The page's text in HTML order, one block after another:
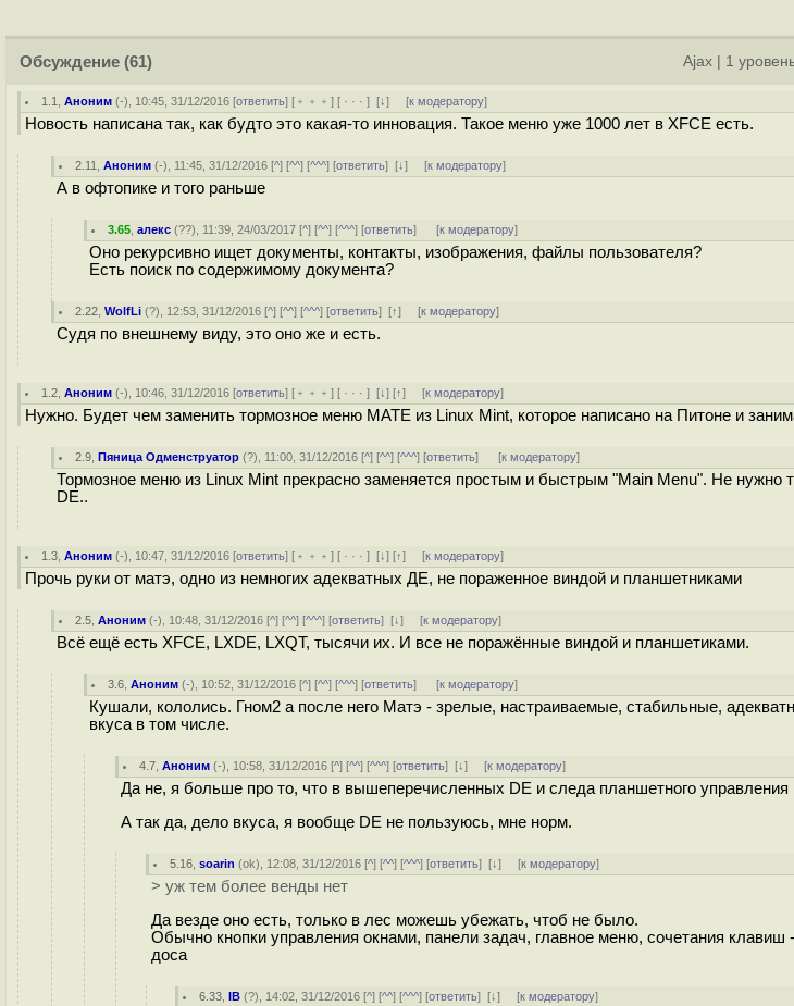
Обсуждение (61) Ajax 1
1.1 ,Аноним (-), 10:45, 31/12/2016 [ответить] [ ﹢﹢﹢] [ · · ·][↓] [к модератору]
Новость написана так, как будто это какая-то инновация. Такое меню уже 1000 лет в XFCE есть.
2.11 ,Аноним (-), 11:45, 31/12/2016 [^] [^^] [^^^] [ответить][↓] [к модератору]
А в офтопике и того раньше
3.65 ,алекс (??), 11:39, 24/03/2017 [^] [^^] [^^^] [ответить] [к модератору]
Оно рекурсивно ищет документы, контакты, изображения, файлы пользователя?
Есть поиск по содержимому документа?
2.22 ,WolfLi (?), 12:53, 31/12/2016 [^] [^^] [^^^] [ответить][↑] [к модератору]
Судя по внешнему виду, это оно же и есть.
1.2 ,Аноним (-), 10:46, 31/12/2016 [ответить] [ ﹢﹢﹢] [ · · ·][↓] [↑] [к модератору]
Нужно. Будет чем заменить тормозное меню MATE из Linux Mint, которое написано на Питоне и
2.9 ,Пяница Одменструатор (?), 11:00, 31/12/2016 [^] [^^] [^^^] [ответить] [к модератору]
Тормозное меню из Linux Mint прекрасно заменяется простым и быстрым "Main Menu". Не нужно
DE..
1.3 ,Аноним (-), 10:47, 31/12/2016 [ответить] [ ﹢﹢﹢] [ · · ·][↓] [↑] [к модератору]
Прочь руки от матэ, одно из немногих адекватных ДЕ, не пораженное виндой и планшетниками
2.5 ,Аноним (-), 10:48, 31/12/2016 [^] [^^] [^^^] [ответить][↓] [к модератору]
Всё ещё есть XFCE, LXDE, LXQT, тысячи их. И все не поражённые виндой и планшетиками.
3.6 ,Аноним (-), 10:52, 31/12/2016 [^] [^^] [^^^] [ответить] [к модератору]
Кушали, кололись. Гном2 а после него Матэ - зрелые, настраиваемые, стабильные,
вкуса в том числе.
4.7 ,Аноним (-), 10:58, 31/12/2016 [^] [^^] [^^^] [ответить][↓] [к модератору]
Да не, я больше про то, что в вышеперечисленных DE и следа планшетного
А так да, дело вкуса, я вообще DE не пользуюсь, мне норм.
5.16 ,soarin (ok), 12:08, 31/12/2016 [^] [^^] [^^^] [ответить][↓] [к модератору]
> уж тем более венды нет
Да везде оно есть, только в лес можешь убежать, чтоб не было.
Обычно кнопки управления окнами, панели задач, главное меню, сочетания клавиш
доса
6.33 ,IB (?), 14:02, 31/12/2016 [^] [^^] [^^^] [ответить][↓] [к модератору]